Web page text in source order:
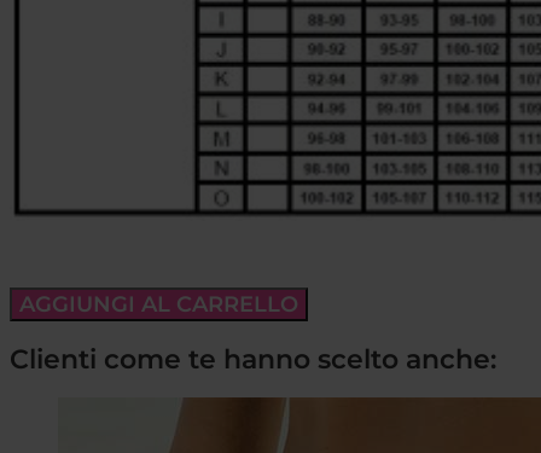
AGGIUNGI AL CARRELLO
Clienti come te hanno scelto anche: